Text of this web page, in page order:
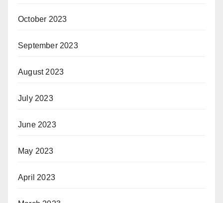
October 2023
September 2023
August 2023
July 2023
June 2023
May 2023
April 2023